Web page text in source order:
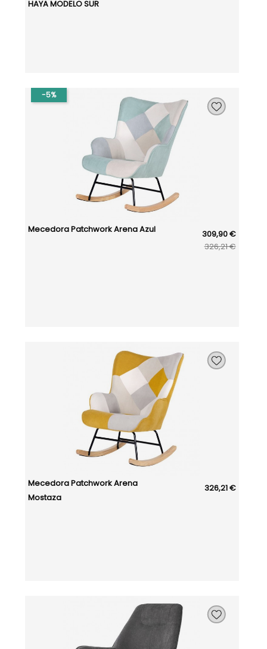
HAYA MODELO SUR
Mecedora Patchwork Arena Azul
309,90 €
326,21 €
-5%
Mecedora Patchwork Arena
Mostaza
326,21 €